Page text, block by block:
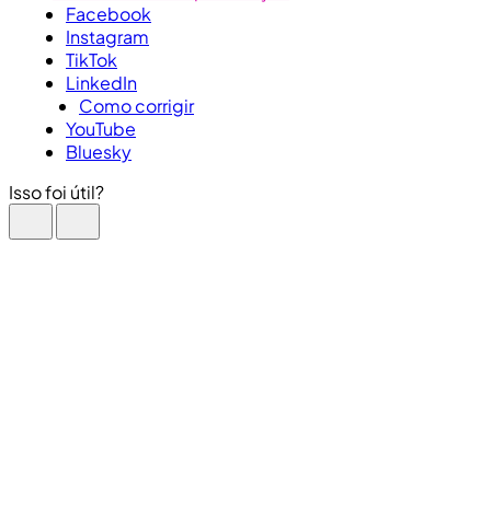
Facebook
Instagram
TikTok
LinkedIn
Como corrigir
YouTube
Bluesky
Isso foi útil?